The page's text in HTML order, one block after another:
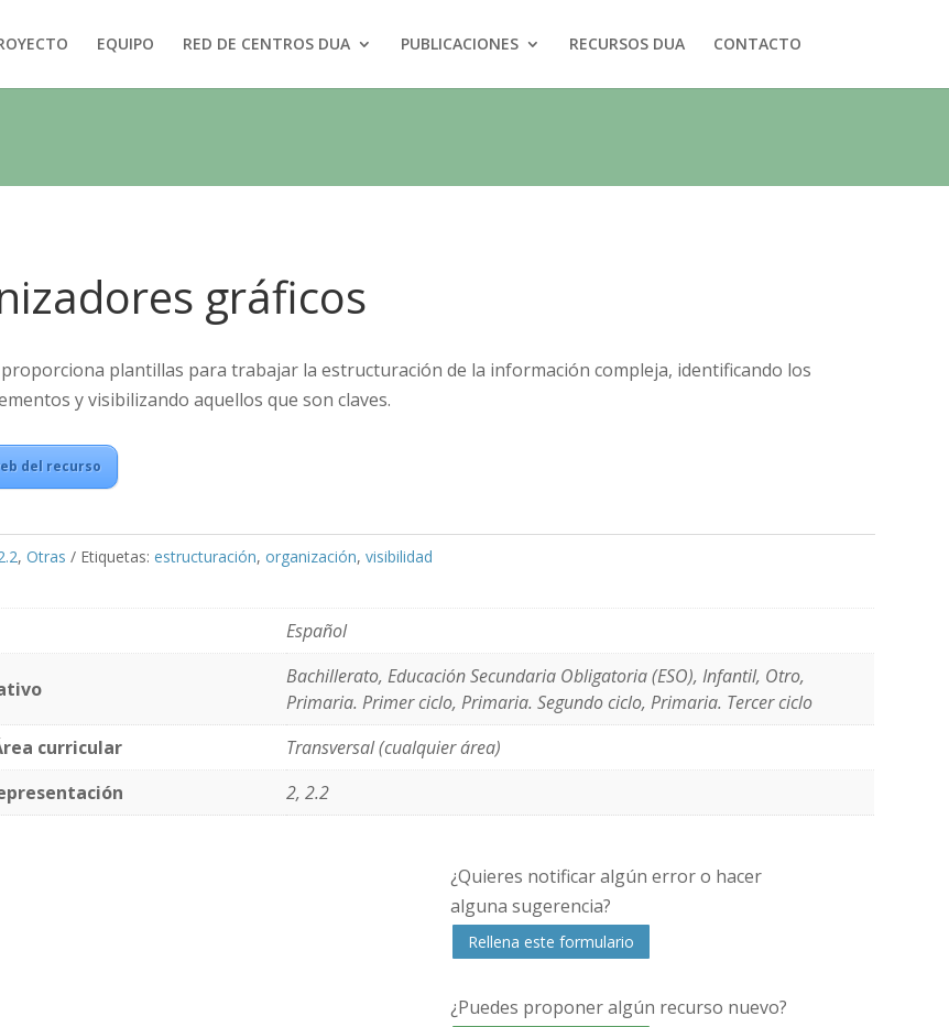
EQUIPO RED DE CENTROS DUA PUBLICACIONES RECURSOS DUA CONTACTO
gráficos
proporciona plantillas para trabajar la estructuración de la información compleja, identificando los
y visibilizando aquellos que son claves.
del recurso
,Otras Etiquetas:estructuración,organización,visibilidad
Español
Bachillerato, Educación Secundaria Obligatoria (ESO), Infantil, Otro,
Primaria. Primer ciclo, Primaria. Segundo ciclo, Primaria. Tercer ciclo
curricular
Transversal (cualquier área)
2, 2.2
¿Quieres notificar algún error o hacer
alguna sugerencia?
Rellena este formulario
¿Puedes proponer algún recurso nuevo?